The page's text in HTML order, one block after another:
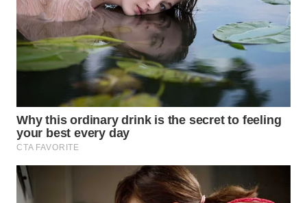
WAHANA
ADVOKAT
WAHANA
INFRASTRUKTUR
WAHANA
KONSUMEN
WAHANA
LISTRIK